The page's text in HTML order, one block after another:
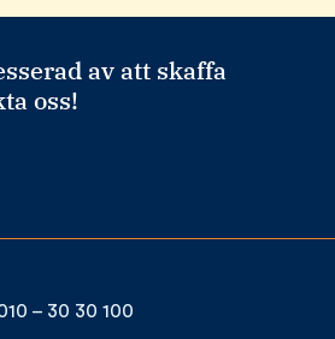
av att skaffa
oss!
– 30 30 100